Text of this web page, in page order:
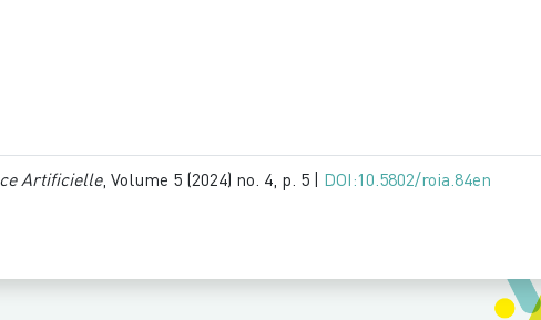
Artificielle, Volume 5 (2024) no. 4, p. 5 | DOI:10.5802/roia.84en